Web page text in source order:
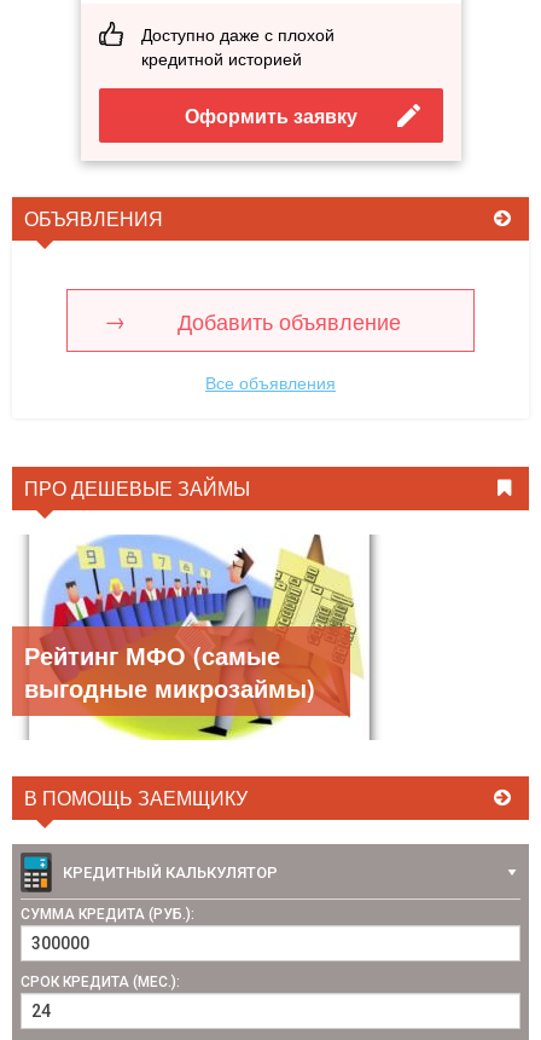
Доступно даже с плохой
кредитной историей
Оформить заявку
ОБЪЯВЛЕНИЯ
Добавить объявление
Все объявления
ПРО ДЕШЕВЫЕ ЗАЙМЫ
Рейтинг МФО (самые
выгодные микрозаймы)
В ПОМОЩЬ ЗАЕМЩИКУ
КРЕДИТНЫЙ КАЛЬКУЛЯТОР
СУММА КРЕДИТА (РУБ.):
СРОК КРЕДИТА (МЕС.):